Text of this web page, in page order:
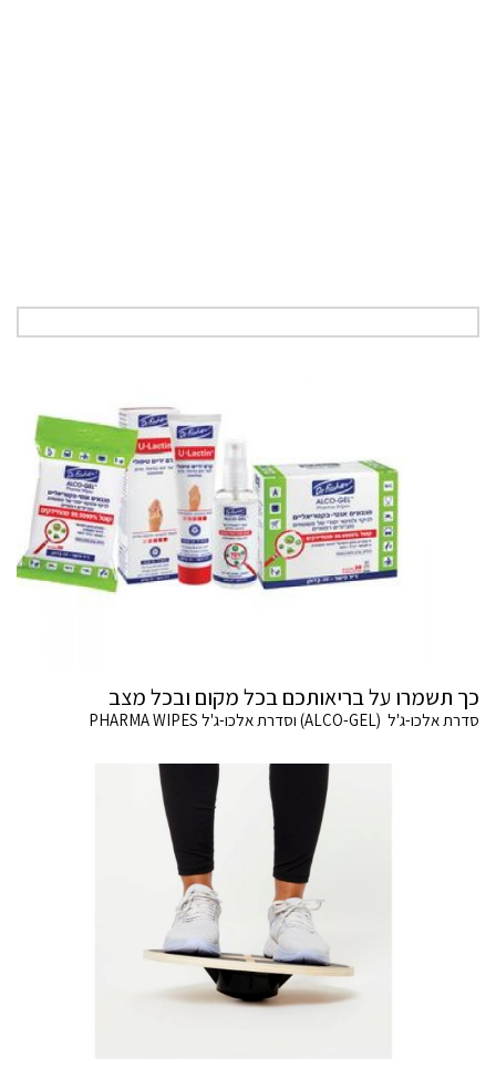
כך תשמרו על בריאותכם בכל מקום ובכל מצב
סדרת אלכו-ג'ל (ALCO-GEL) וסדרת אלכו-ג'ל PHARMA WIPES